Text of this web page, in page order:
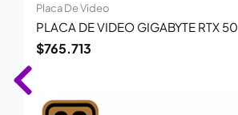
Placa De Video
PLACA DE VIDEO GIGABYTE RTX 50
$765.713